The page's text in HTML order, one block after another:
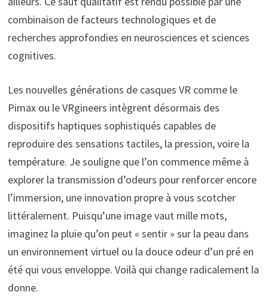
combinaison de facteurs technologiques et de
recherches approfondies en neurosciences et sciences
cognitives.
Les nouvelles générations de casques VR comme le
Pimax ou le VRgineers intègrent désormais des
dispositifs haptiques sophistiqués capables de
reproduire des sensations tactiles, la pression, voire la
température. Je souligne que l’on commence même à
explorer la transmission d’odeurs pour renforcer encore
l’immersion, une innovation propre à vous scotcher
littéralement. Puisqu’une image vaut mille mots,
imaginez la pluie qu’on peut « sentir » sur la peau dans
un environnement virtuel ou la douce odeur d’un pré en
été qui vous enveloppe. Voilà qui change radicalement la
donne.